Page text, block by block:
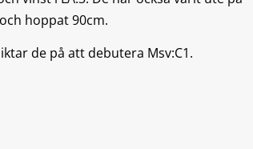
hoppat 90cm.
de på att debutera Msv:C1.